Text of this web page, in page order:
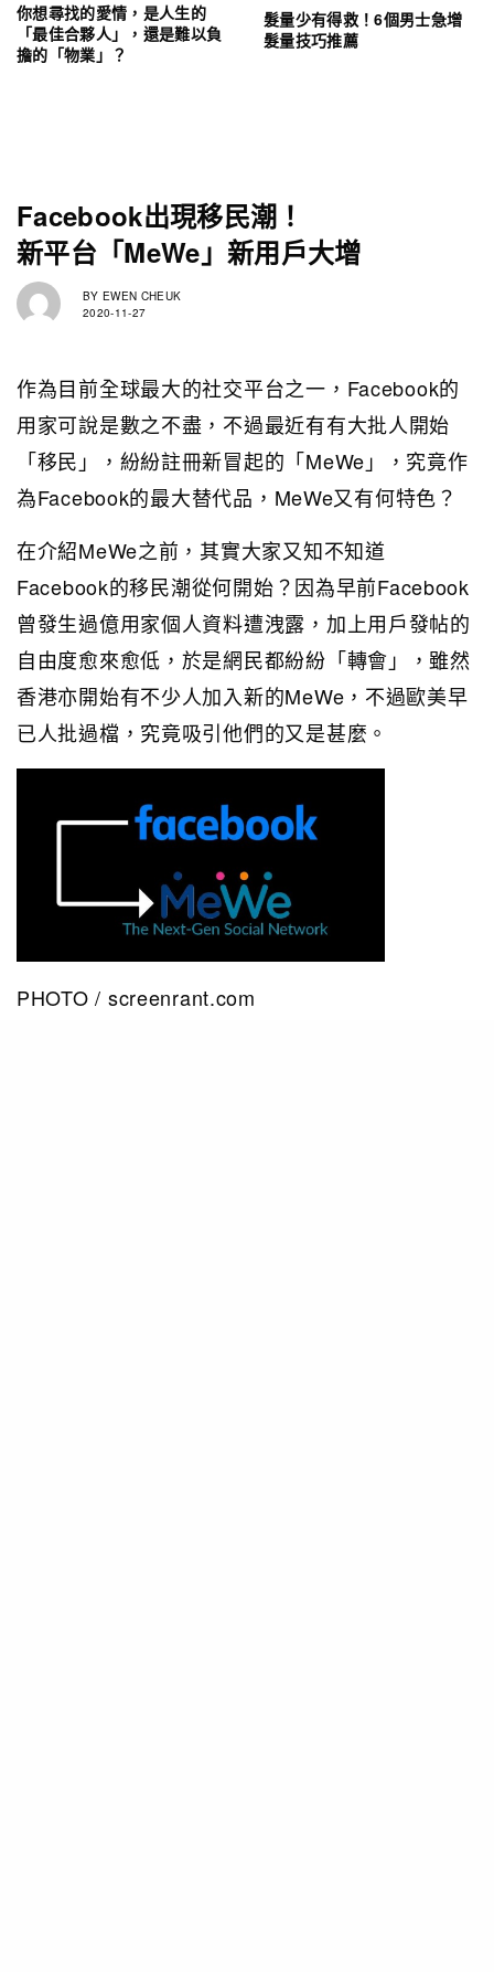
你想尋找的愛情，是人生的
「最佳合夥人」，還是難以負
擔的「物業」？
髮量少有得救！6個男士急增
髮量技巧推薦
Facebook出現移民潮！
新平台「MeWe」新用戶大增
BY EWEN CHEUK
2020-11-27
作為目前全球最大的社交平台之一，Facebook的
用家可說是數之不盡，不過最近有有大批人開始
「移民」，紛紛註冊新冒起的「MeWe」，究竟作
為Facebook的最大替代品，MeWe又有何特色？
在介紹MeWe之前，其實大家又知不知道
Facebook的移民潮從何開始？因為早前Facebook
曾發生過億用家個人資料遭洩露，加上用戶發帖的
自由度愈來愈低，於是網民都紛紛「轉會」，雖然
香港亦開始有不少人加入新的MeWe，不過歐美早
已人批過檔，究竟吸引他們的又是甚麼。
PHOTO / screenrant.com